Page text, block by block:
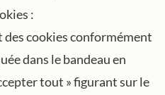
:
des cookies conformément
dans le bandeau en
tout » figurant sur le